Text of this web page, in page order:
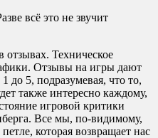
всё это не звучит
Техническое
Отзывы на игры дают
до 5, подразумевая, что то,
также интересно каждому,
игровой критики
Все мы, по-видимому,
которая возвращает нас